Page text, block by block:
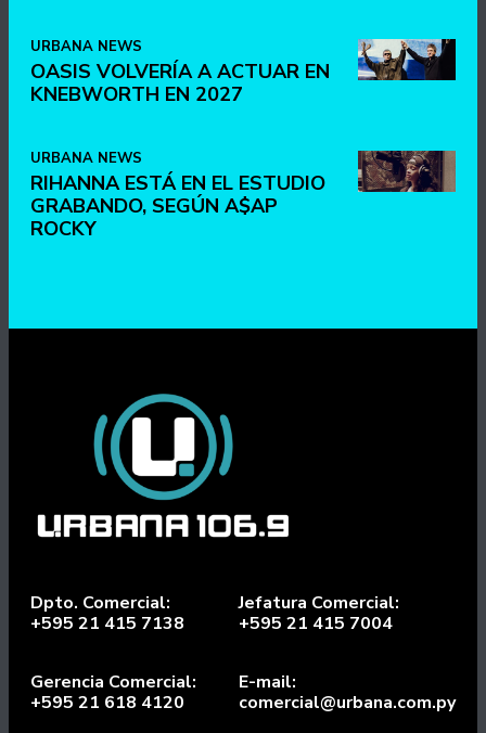
URBANA NEWS
OASIS VOLVERÍA A ACTUAR EN
KNEBWORTH EN 2027
URBANA NEWS
RIHANNA ESTÁ EN EL ESTUDIO
GRABANDO, SEGÚN A$AP
ROCKY
Dpto. Comercial:
+595 21 415 7138
Jefatura Comercial:
+595 21 415 7004
Gerencia Comercial:
+595 21 618 4120
E-mail:
comercial@urbana.com.py